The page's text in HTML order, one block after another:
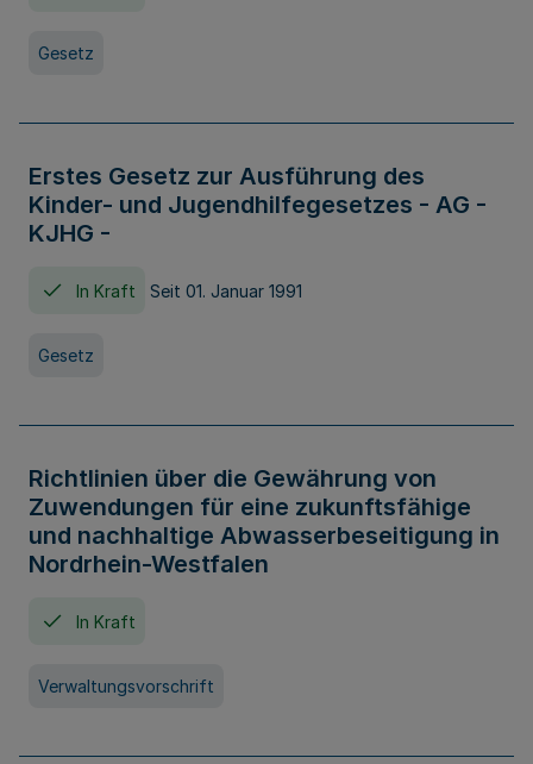
Gesetz
Erstes Gesetz zur Ausführung des
Kinder- und Jugendhilfegesetzes - AG -
KJHG -
In Kraft Seit 01. Januar 1991
Gesetz
Richtlinien über die Gewährung von
Zuwendungen für eine zukunftsfähige
und nachhaltige Abwasserbeseitigung in
Nordrhein-Westfalen
In Kraft
Verwaltungsvorschrift